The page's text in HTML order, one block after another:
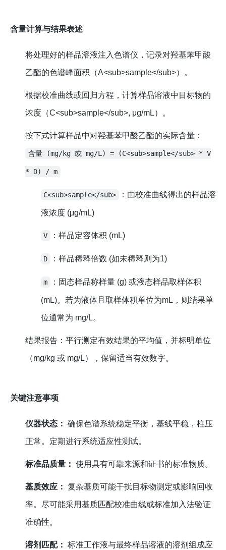
含量计算与结果表述
将处理好的样品溶液注入色谱仪，记录对羟基苯甲酸
乙酯的色谱峰面积（A<sub>sample</sub>）。
根据校准曲线或回归方程，计算样品溶液中目标物的
浓度（C<sub>sample</sub>, μg/mL）。
按下式计算样品中对羟基苯甲酸乙酯的实际含量：
含量 (mg/kg 或 mg/L) = (C<sub>sample</sub> * V
* D) / m
C<sub>sample</sub> ：由校准曲线得出的样品溶
液浓度 (μg/mL)
V ：样品定容体积 (mL)
D ：样品稀释倍数 (如未稀释则为1)
m ：固态样品称样量 (g) 或液态样品取样体积
(mL)。若为液体且取样体积单位为mL，则结果单
位通常为 mg/L。
结果报告：平行测定有效结果的平均值，并标明单位
（mg/kg 或 mg/L），保留适当有效数字。
关键注意事项
仪器状态： 确保色谱系统稳定平衡，基线平稳，柱压
正常。定期进行系统适应性测试。
标准品质量： 使用具有可靠来源和证书的标准物质。
基质效应： 复杂基质可能干扰目标物测定或影响回收
率。尽可能采用基质匹配校准曲线或标准加入法验证
准确性。
溶剂匹配： 标准工作液与最终样品溶液的溶剂组成应